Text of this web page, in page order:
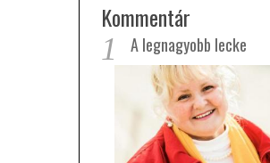
Kommentár
1 A legnagyobb lecke